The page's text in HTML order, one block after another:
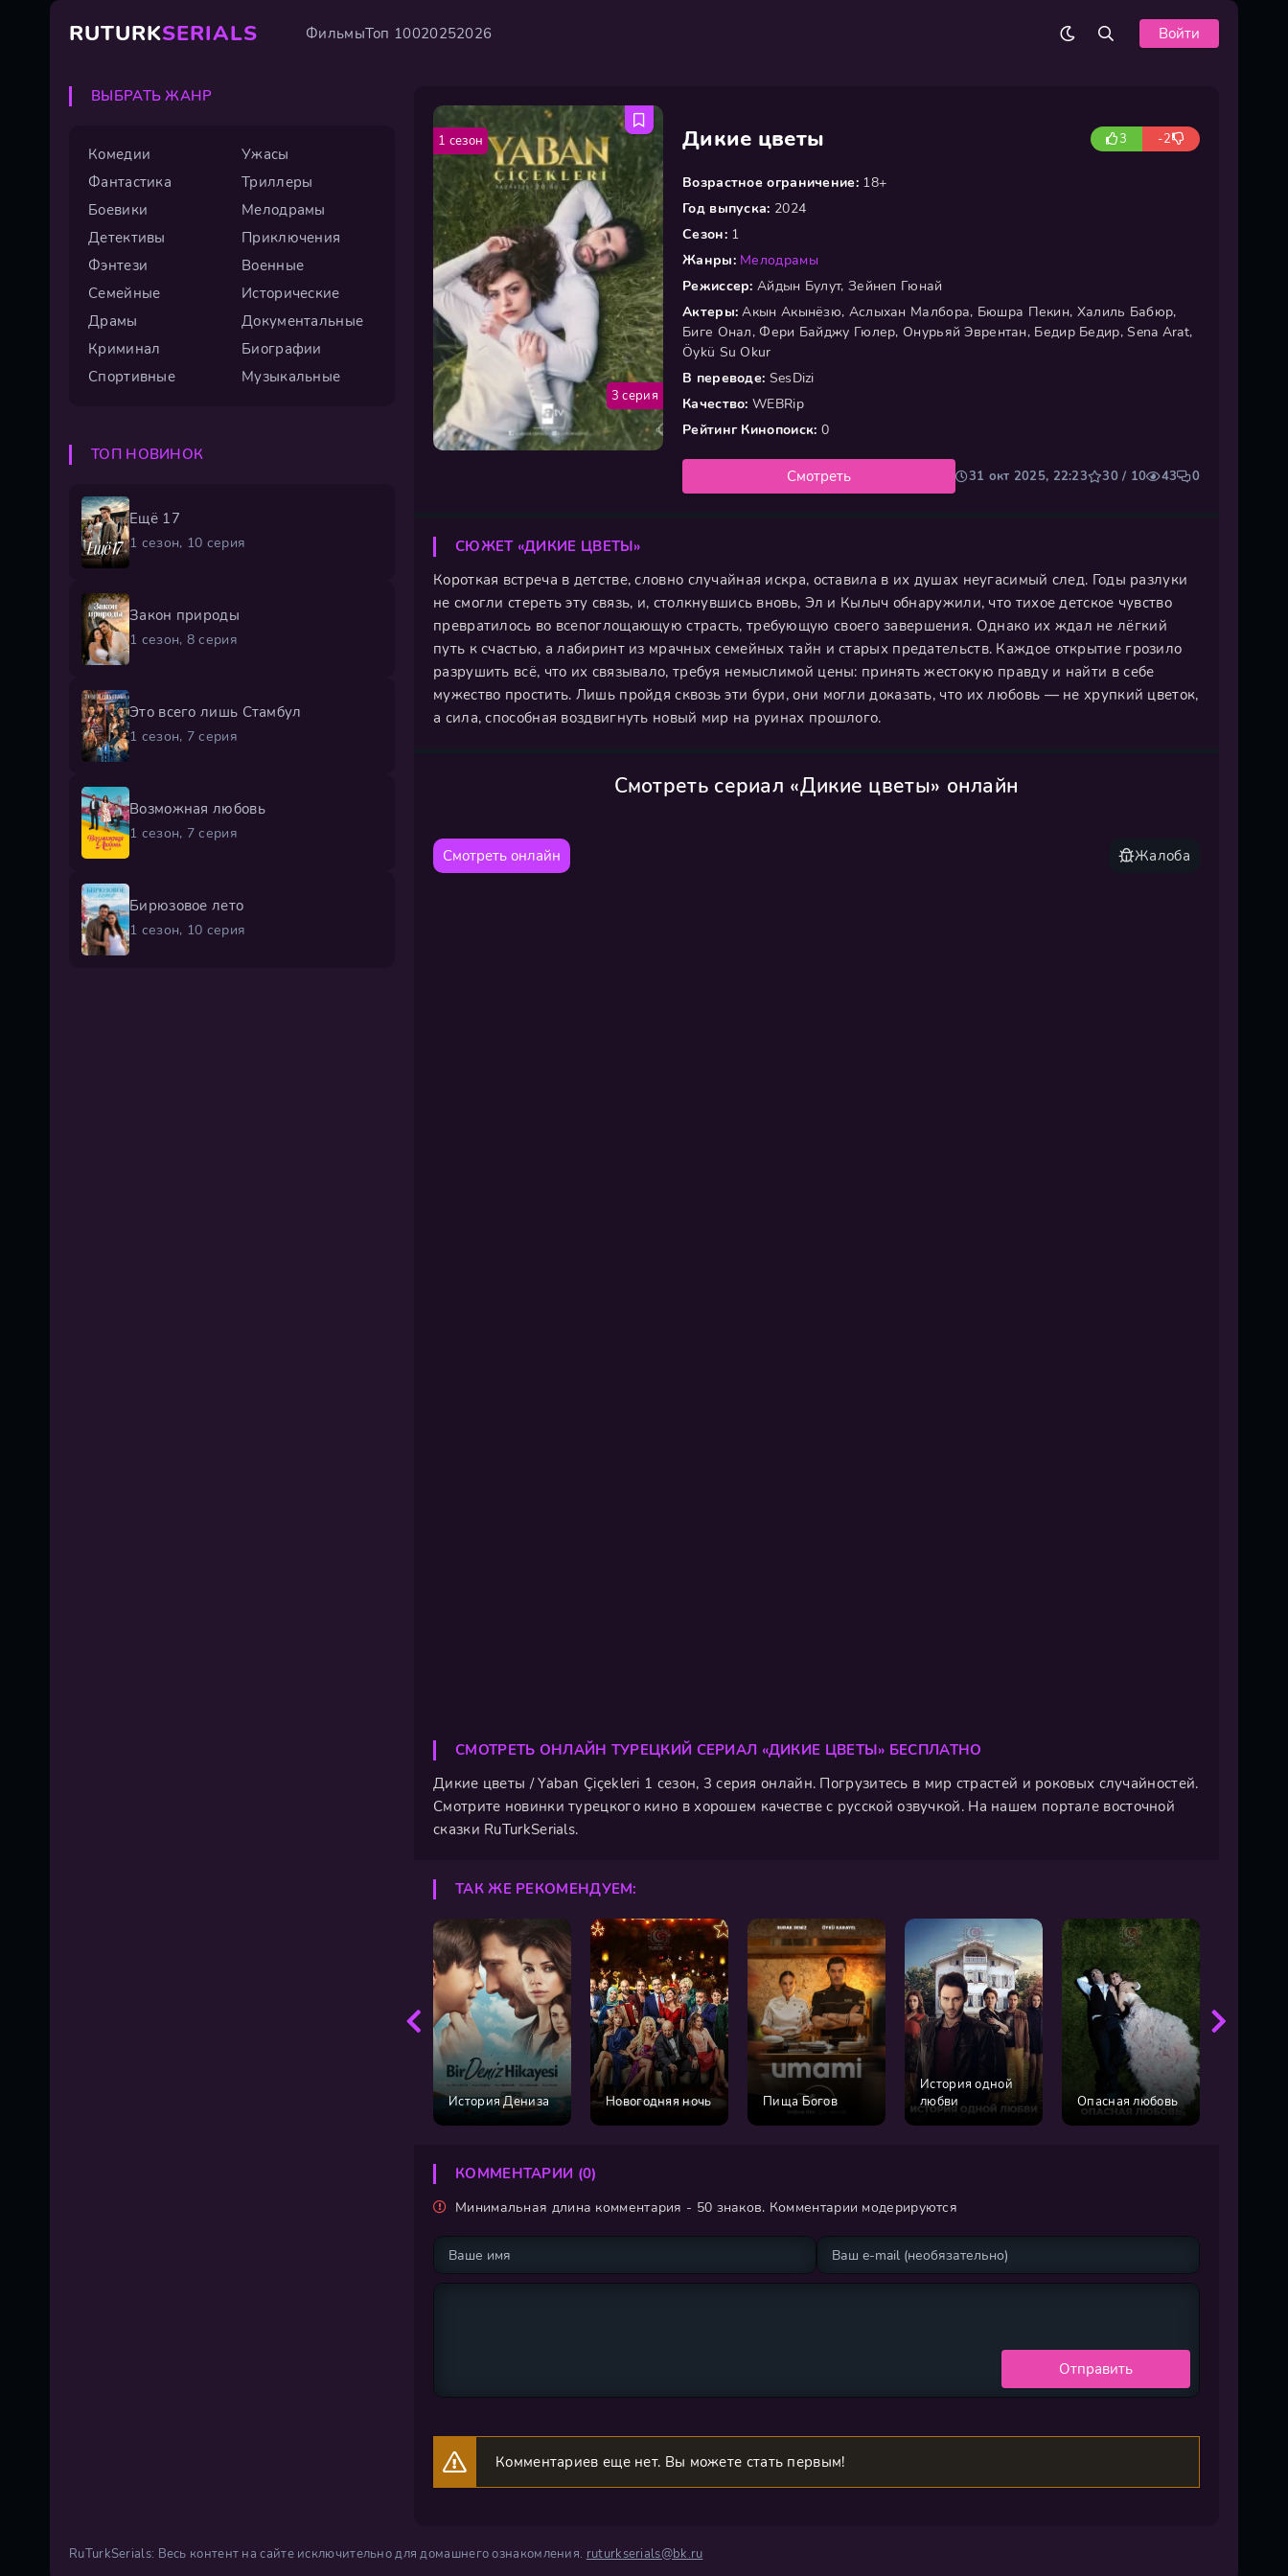
RUTURKSERIALS ФильмыТоп 10020252026 Войти
Дикие цветы 3 -2
Возрастное ограничение:18+
Год выпуска: 2024
Сезон:1
Жанры: Мелодрамы
Режиссер: Айдын Булут, Зейнеп Гюнай
Актеры: Акын Акынёзю, Аслыхан Малбора, Бюшра Пекин, Халиль Бабюр,
Биге Онал, Фери Байджу Гюлер, Онурьяй Эврентан, Бедир Бедир, Sena Arat,
Öykü Su Okur
В переводе: SesDizi
Качество: WEBRip
Рейтинг Кинопоиск: 0
Смотреть 31 окт 2025, 22:23 30 / 10 43 0
3 серия
1 сезон
СЮЖЕТ «ДИКИЕ ЦВЕТЫ»
Короткая встреча в детстве, словно случайная искра, оставила в их душах неугасимый след. Годы разлуки
не смогли стереть эту связь, и, столкнувшись вновь, Эл и Кылыч обнаружили, что тихое детское чувство
превратилось во всепоглощающую страсть, требующую своего завершения. Однако их ждал не лёгкий
путь к счастью, а лабиринт из мрачных семейных тайн и старых предательств. Каждое открытие грозило
разрушить всё, что их связывало, требуя немыслимой цены: принять жестокую правду и найти в себе
мужество простить. Лишь пройдя сквозь эти бури, они могли доказать, что их любовь — не хрупкий цветок,
а сила, способная воздвигнуть новый мир на руинах прошлого.
Смотреть сериал «Дикие цветы» онлайн
Смотреть онлайн Жалоба
СМОТРЕТЬ ОНЛАЙН ТУРЕЦКИЙ СЕРИАЛ «ДИКИЕ ЦВЕТЫ» БЕСПЛАТНО
Дикие цветы / Yaban Çiçekleri 1 сезон, 3 серия онлайн. Погрузитесь в мир страстей и роковых случайностей.
Смотрите новинки турецкого кино в хорошем качестве с русской озвучкой. На нашем портале восточной
сказки RuTurkSerials.
ТАК ЖЕ РЕКОМЕНДУЕМ:
История Дениза Новогодняя ночь Пища Богов
История одной
любви
Опасная любовь
КОММЕНТАРИИ (0)
Минимальная длина комментария - 50 знаков. Комментарии модерируются
Отправить
Комментариев еще нет. Вы можете стать первым!
ВЫБРАТЬ ЖАНР
Комедии
Ужасы
Фантастика
Триллеры
Боевики
Мелодрамы
Детективы
Приключения
Фэнтези
Военные
Семейные
Исторические
Драмы
Документальные
Криминал
Биографии
Спортивные
Музыкальные
ТОП НОВИНОК
Ещё 17
1 сезон, 10 серия
Закон природы
1 сезон, 8 серия
Это всего лишь Стамбул
1 сезон, 7 серия
Возможная любовь
1 сезон, 7 серия
Бирюзовое лето
1 сезон, 10 серия
RuTurkSerials: Весь контент на сайте исключительно для домашнего ознакомления. ruturkserials@bk.ru